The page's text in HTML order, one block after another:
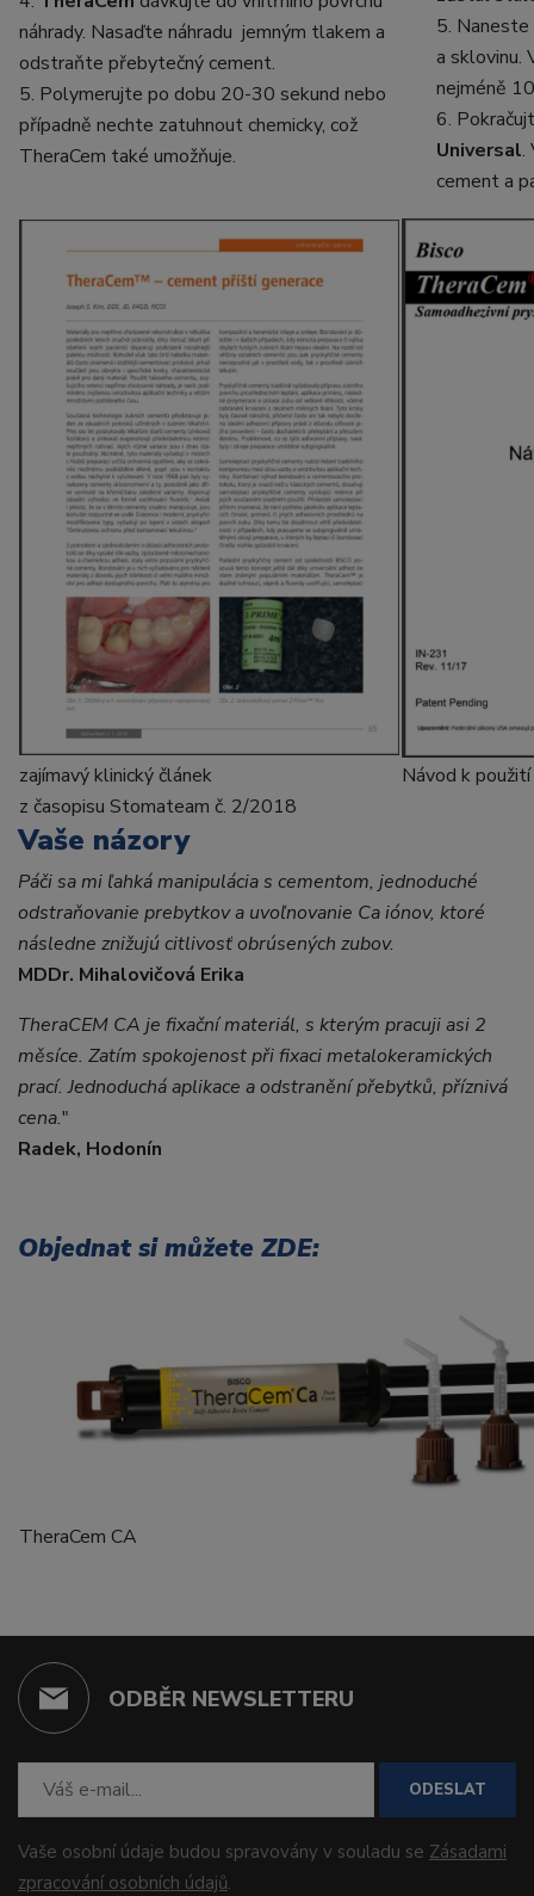
náhrady. Nasaďte náhradu jemným tlakem a
odstraňte přebytečný cement.
5. Polymerujte po dobu 20-30 sekund nebo
případně nechte zatuhnout chemicky, což
TheraCem také umožňuje.
5.
a sklovinu.
nejméně
6.
Universal.
cement a
zajímavý klinický článek
z časopisu Stomateam č. 2/2018
Návod k
Vaše názory
Páči sa mi ľahká manipulácia s cementom, jednoduché
odstraňovanie prebytkov a uvoľnovanie Ca iónov, ktoré
následne znižujú citlivosť obrúsených zubov.
MDDr. Mihalovičová Erika
TheraCEM CA je fixační materiál, s kterým pracuji asi 2
měsíce. Zatím spokojenost při fixaci metalokeramických
prací. Jednoduchá aplikace a odstranění přebytků, příznivá
cena."
Radek, Hodonín
Objednat si můžete ZDE:
TheraCem CA
ODBĚR NEWSLETTERU
ODESLAT
Vaše osobní údaje budou spravovány v souladu se Zásadami
zpracování osobních údajů.